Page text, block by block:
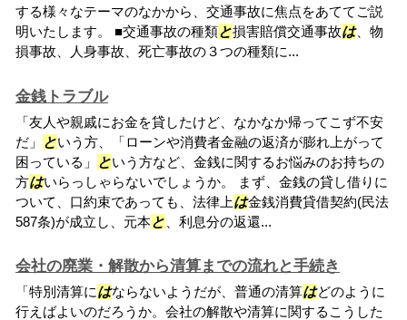
する様々なテーマのなかから、交通事故に焦点をあててご説
明いたします。 ■交通事故の種類と損害賠償交通事故は、物
損事故、人身事故、死亡事故の３つの種類に...
金銭トラブル
「友人や親戚にお金を貸したけど、なかなか帰ってこず不安
だ」
という方、「ローンや消費者金融の返済が膨れ上がって
困っている」
という方など、金銭に関するお悩みのお持ちの
方はいらっしゃらないでしょうか。 まず、金銭の貸し借りに
ついて、口約束であっても、法律上は金銭消費貸借契約(民法
587条)が成立し、元本と 、利息分の返還...
会社の廃業・解散から清算までの流れと手続き
「特別清算にはならないようだが、普通の清算はどのように
行えばよいのだろうか。会社の解散や清算に関するこうした